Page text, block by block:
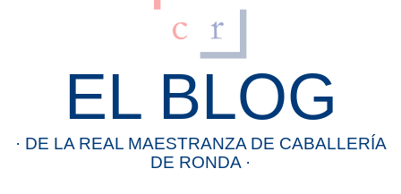
EL BLOG
· DE LA REAL MAESTRANZA DE CABALLERÍA
DE RONDA ·